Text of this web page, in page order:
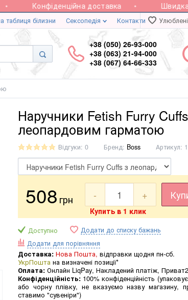
Конфіденційна доставка Швидка
таблиця білизни Сексопедія Контакти
+38 (050) 26-93-000
+38 (063) 21-94-000
+38 (067) 64-66-333
Наручники Fetish Furry
леопардовим гарматою
Відгуки: 0 Бренд: Boss Артикул:
508 грн - +
Купить в 1 клик
Доступно
Додати до списку бажань
Додати для порівняння
Доставка: Нова Пошта, відправки щодня пн-сб.
УкрПошта на визначені позиції*
Оплата: Онлайн LiqPay, Накладений платіж,
Конфіденційність: 100% конфіденційність
або чорну плівку, не вказуємо назву магазину,
ставимо "сувеніри")